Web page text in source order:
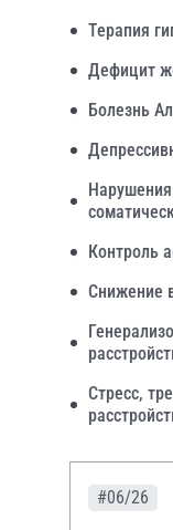
Терапия
Дефицит
Болезнь
Контроль
Снижение
Стресс,
#06/26